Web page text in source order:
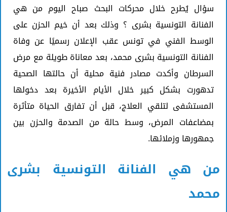
سؤال يُطرح خلال محركات البحث صباح اليوم من هي
الفنانة التونسية بشرى ؟ وذلك بعد أن خيم الحزن على
الوسط الفني في تونس عقب الإعلان رسميًا عن وفاة
الفنانة التونسية بشرى محمد، بعد معاناة طويلة مع مرض
السرطان وأكدت مصادر فنية محلية أن حالتها الصحية
تدهورت بشكل كبير خلال الأيام الأخيرة بعد دخولها
المستشفى لتلقي العلاج، قبل أن تفارق الحياة متأثرة
بمضاعفات المرض، وسط حالة من الصدمة والحزن بين
جمهورها وزملائها.
من هي الفنانة التونسية بشرى
محمد